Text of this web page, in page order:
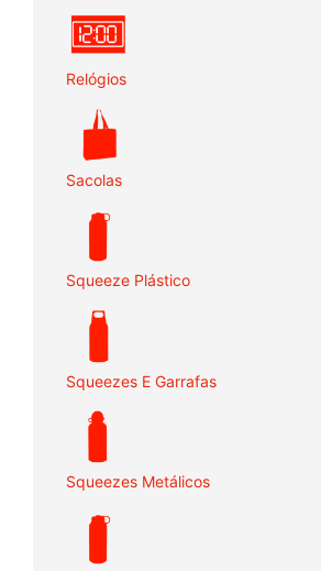
Relógios
Sacolas
Squeeze Plástico
Squeezes E Garrafas
Squeezes Metálicos